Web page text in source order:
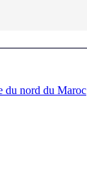
du nord du Maroc